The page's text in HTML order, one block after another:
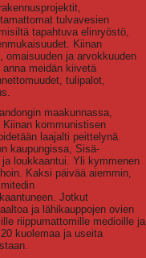
tulvavesien
tapahtuva elinryöstö,
Kiinan
omaisuuden ja arvokkuuden
meidän kiivetä
tulipalot,
maakunnassa,
kommunistisen
laajalti peittelynä.
kaupungissa, Sisä-
loukkaantui. Yli kymmenen
Kaksi päivää aiemmin,
Jotkut
ja lähikauppojen ovien
riippumattomille medioille ja
kuolemaa ja useita